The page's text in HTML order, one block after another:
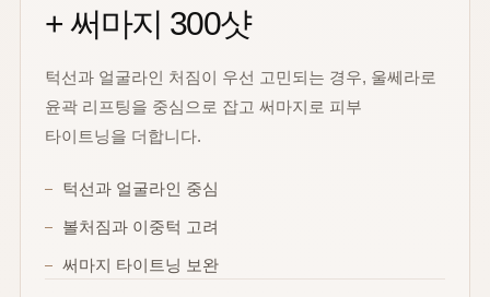
+ 써마지 300샷
턱선과 얼굴라인 처짐이 우선 고민되는 경우, 울쎄라로
윤곽 리프팅을 중심으로 잡고 써마지로 피부
타이트닝을 더합니다.
턱선과 얼굴라인 중심
볼처짐과 이중턱 고려
써마지 타이트닝 보완